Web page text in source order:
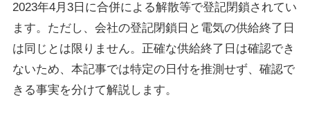
2023年4月3日に合併による解散等で登記閉鎖されてい
ます。ただし、会社の登記閉鎖日と電気の供給終了日
は同じとは限りません。正確な供給終了日は確認でき
ないため、本記事では特定の日付を推測せず、確認で
きる事実を分けて解説します。